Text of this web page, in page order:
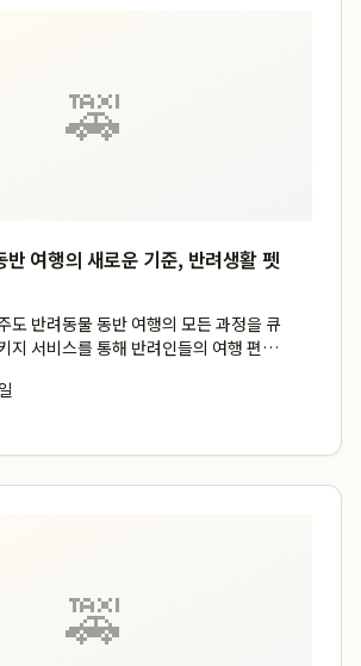
🚕
반 여행의 새로운 기준, 반려생활 펫
도 반려동물 동반 여행의 모든 과정을 큐
지 서비스를 통해 반려인들의 여행 편의
서비스는 단순한 장소 제공을 넘어 이
🚕